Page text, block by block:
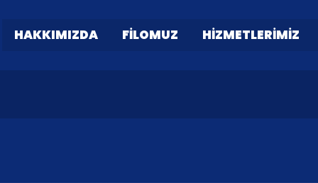
HAKKIMIZDA FILOMUZ HIZMETLERIMIZ